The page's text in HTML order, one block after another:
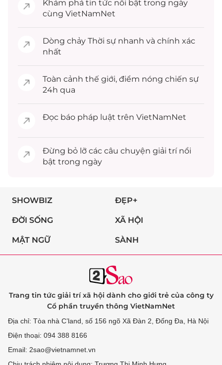
Khám phá tin tức nổi bật trong ngày
cùng VietNamNet
Dòng chảy Thời sự nhanh và chính xác
nhất
Toàn cảnh thế giới, điểm nóng chiến sự
24h qua
Đọc báo pháp luật trên VietNamNet
Đừng bỏ lỡ các câu chuyện giải trínổi
bật trong ngày
SHOWBIZ ĐẸP+
ĐỜI SỐNG XÃ HỘI
MẬT NGỮ SÀNH
Trang tin tức giải trí xã hội dành cho giới trẻ của công ty
Cổ phần truyền thông VietNamNet
Địa chỉ: Tòa nhà C’land, số 156 ngõ Xã Đàn 2, Đống Đa, Hà Nội
Điện thoại: 094 388 8166
Email: 2sao@vietnamnet.vn